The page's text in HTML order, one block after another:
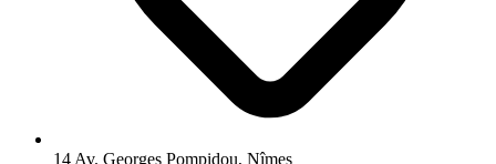
14 Av. Georges Pompidou, Nîmes